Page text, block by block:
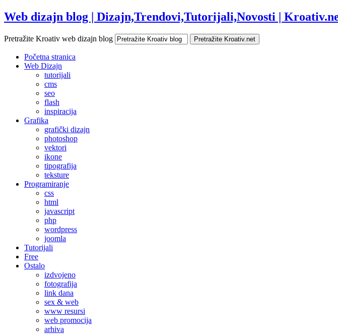
Web dizajn blog | Dizajn,Trendovi,Tutorijali,Novosti |
Pretražite Kroativ web dizajn blog
Početna stranica
Web Dizajn
tutorijali
cms
seo
flash
inspiracija
Grafika
grafički dizajn
photoshop
vektori
ikone
tipografija
teksture
Programiranje
css
html
javascript
php
wordpress
joomla
Tutorijali
Free
Ostalo
izdvojeno
fotografija
link dana
sex & web
www resursi
web promocija
arhiva